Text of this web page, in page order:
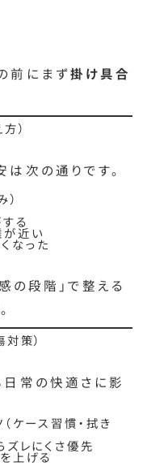
前にまず掛け具合
）
は次の通りです。
）
る
近い
なった
の段階」で整える
策）
日常の快適さに影
ケース習慣・拭き
レにくさ優先
上げる